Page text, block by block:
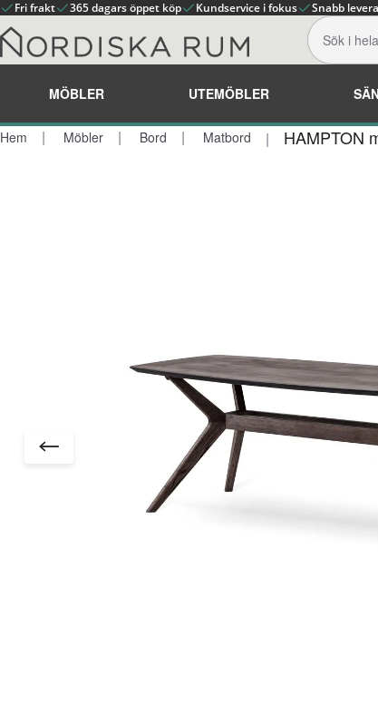
Fri frakt 365 dagars öppet köp Kundservice i fokus Snabb
MÖBLER UTEMÖBLER
Hem Möbler Bord Matbord HAMPTON